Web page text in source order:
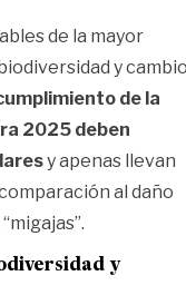
de la mayor
y
de la
2025 deben
y apenas llevan
al daño
y